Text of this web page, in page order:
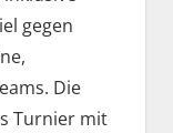
gegen
Die
Turnier mit